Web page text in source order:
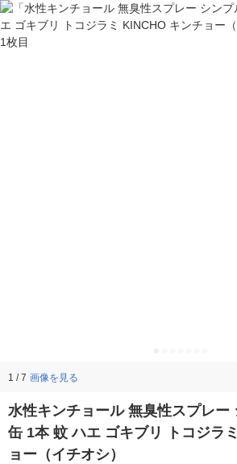
1 / 7 画像を見る
水性キンチョール 無臭性スプレー
缶 1本 蚊 ハエ ゴキブリ トコジラ
ョー（イチオシ）